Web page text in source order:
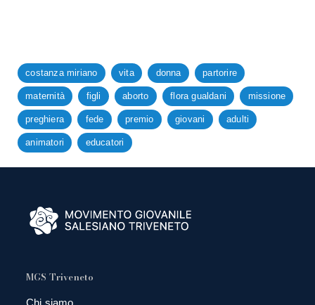
costanza miriano vita donna partorire
maternità figli aborto flora gualdani missione
preghiera fede premio giovani adulti
animatori educatori
MGS Triveneto
Chi siamo